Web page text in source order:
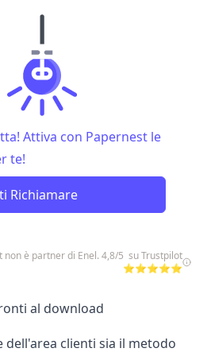
Attiva con Papernest le
te!
Richiamare
non è partner di Enel. 4,8/5 su Trustpilot
⭐⭐⭐⭐⭐
al download
dell'area clienti sia il metodo